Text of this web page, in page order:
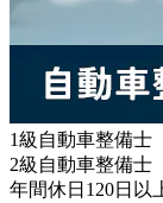
1級自動車整備士
2級自動車整備士
年間休日120日以